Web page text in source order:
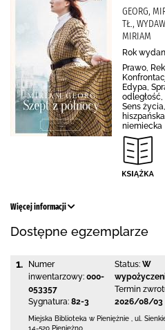
GEORG,
TŁ.,
MIRIAM
Rok
Prawo,
Edypa,
Sens
niemiecka
Więcej informacji
Dostępne egzemplarze
1.
Numer
inwentarzowy: 000-
053357
Sygnatura: 82-3
Status: W
Termin
2026/08/03
Miejska Biblioteka w Pieniężnie ul.
14-520 Pieniężno